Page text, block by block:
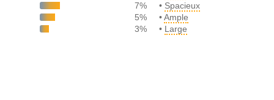
7%
• Spacieux
5%
•Ample
3%
• Large